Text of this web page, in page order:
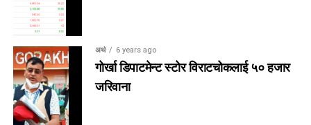
अर्थ 6 years ago
गोर्खा डिपाटमेन्ट स्टोर विराटचोकलाई ५० हजार
जरिवाना